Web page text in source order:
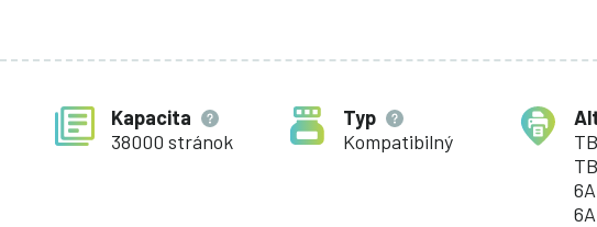
Kapacita
38000 stránok
Typ
Kompatibilný